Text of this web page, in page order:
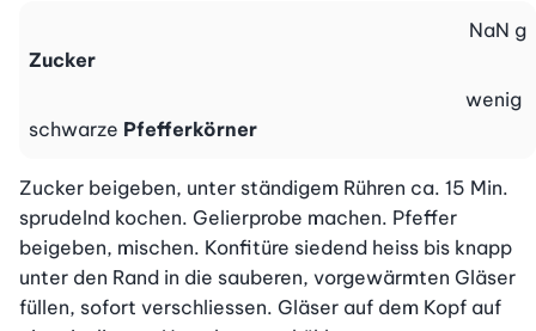
Zucker
NaN g
schwarze Pfefferkörner
wenig
Zucker beigeben, unter ständigem Rühren ca. 15 Min.
sprudelnd kochen. Gelierprobe machen. Pfeffer
beigeben, mischen. Konfitüre siedend heiss bis knapp
unter den Rand in die sauberen, vorgewärmten Gläser
füllen, sofort verschliessen. Gläser auf dem Kopf auf